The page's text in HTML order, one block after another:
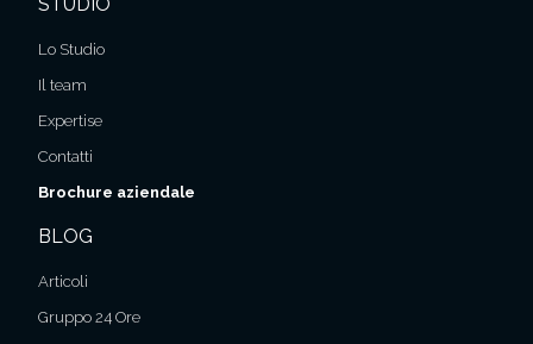
Lo Studio
Il team
Expertise
Contatti
Brochure aziendale
BLOG
Articoli
Gruppo 24 Ore